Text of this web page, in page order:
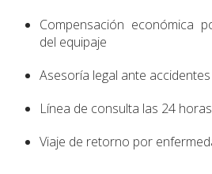
Compensación económica
del equipaje
Asesoría legal ante
Línea de consulta las 24 horas
Viaje de retorno por